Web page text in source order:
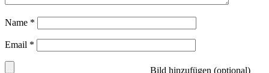
Name *
Email *
Bild hinzufügen (optional)